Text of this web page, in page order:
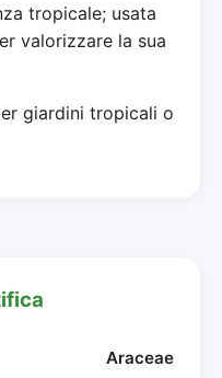
tropicale; usata
valorizzare la sua
giardini tropicali o
Araceae